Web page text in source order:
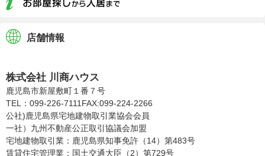
店舗情報
株式会社 川商ハウス
鹿児島市新屋敷町１番７号
TEL：099-226-7111 FAX:099-224-2266
公社)鹿児島県宅地建物取引業協会会員
一社）九州不動産公正取引協議会加盟
宅地建物取引業：鹿児島県知事免許（14）第483号
賃貸住宅管理業：国土交通大臣（2）第729号